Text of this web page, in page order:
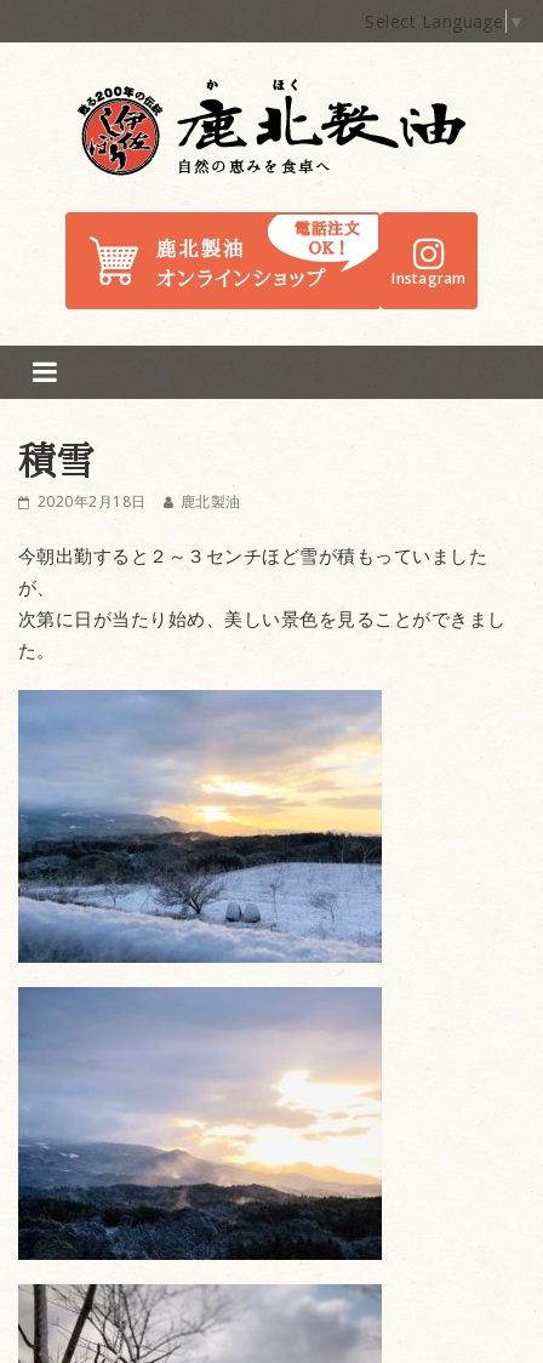
Select Language ▼
Instagram
積雪
2020年2月18日 鹿北製油
今朝出勤すると２～３センチほど雪が積もっていました
が、
次第に日が当たり始め、美しい景色を見ることができまし
た。